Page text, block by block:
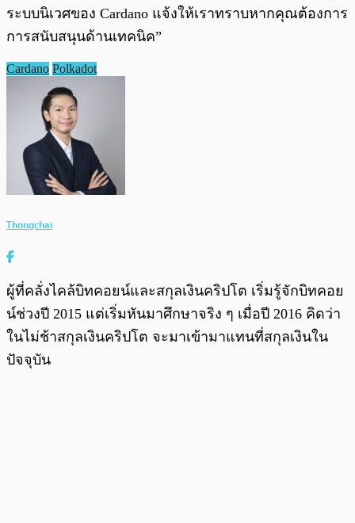
ระบบนิเวศของ Cardano แจ้งให้เราทราบหากคุณต้องการ
การสนับสนุนด้านเทคนิค”
Cardano Polkadot
Thongchai
ผู้ที่คลั่งไคล้บิทคอยน์และสกุลเงินคริปโต เริ่มรู้จักบิทคอย
น์ช่วงปี 2015 แต่เริ่มหันมาศึกษาจริง ๆ เมื่อปี 2016 คิดว่า
ในไม่ช้าสกุลเงินคริปโต จะมาเข้ามาแทนที่สกุลเงินใน
ปัจจุบัน